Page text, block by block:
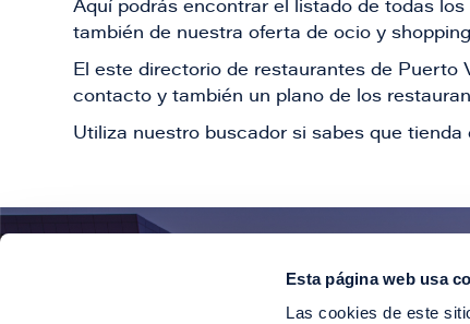
Esta página web usa
Las cookies de este
Aquí podrás encontrar el listado de todas
también de nuestra oferta de ocio y
El este directorio de restaurantes de Puerto
contacto y también un plano de los
Utiliza nuestro buscador si sabes que